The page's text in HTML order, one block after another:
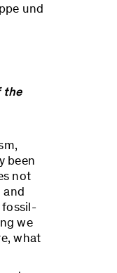
und
the
been
not
and
fossil-
we
what